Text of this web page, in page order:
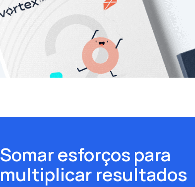
Somar esforços para
multiplicar resultados